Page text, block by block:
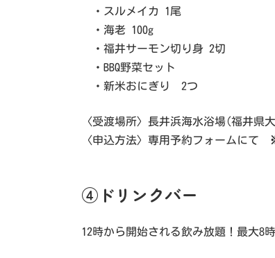
・スルメイカ 1尾
・海老 100g
・福井サーモン切り身 2切
・BBQ野菜セット
・新米おにぎり 2つ
〈受渡場所〉長井浜海水浴場(福井県
〈申込方法〉専用予約フォームにて
④ドリンクバー
12時から開始される飲み放題！最大8